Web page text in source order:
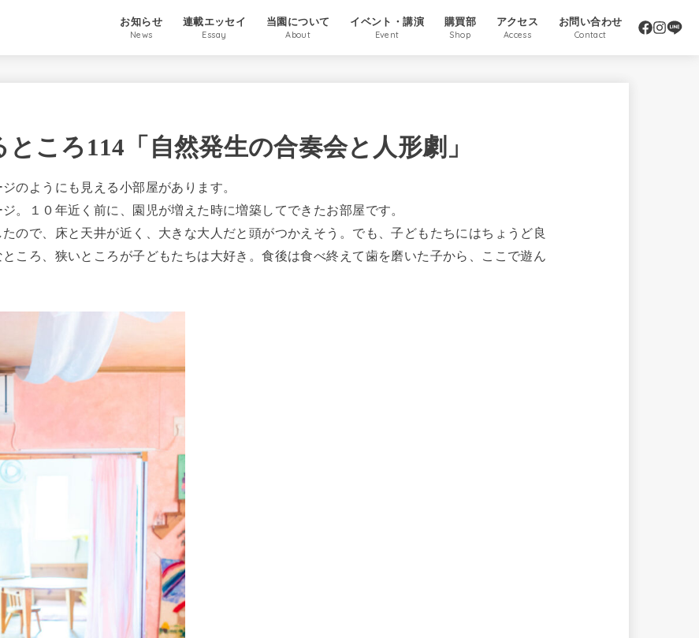
お知らせ
News
連載エッセイ
Essay
当園について
About
イベント・講演
Event
購買部
Shop
アクセス
Access
お問い合わせ
Contact
ころ114「自然発生の合奏会と人形劇」
のようにも見える小部屋があります。
。１０年近く前に、園児が増えた時に増築してできたお部屋です。
ので、床と天井が近く、大きな大人だと頭がつかえそう。でも、子どもたちにはちょうど良
ころ、狭いところが子どもたちは大好き。食後は食べ終えて歯を磨いた子から、ここで遊ん